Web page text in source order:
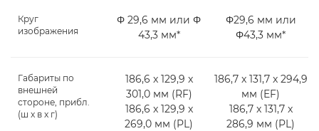
Круг
изображения
Φ 29,6 мм или Φ
43,3 мм*
Φ29,6 мм или
Φ43,3 мм*
Габариты по
внешней
стороне, прибл.
(ш x в x г)
186,6 x 129,9 x
301,0 мм (RF)
186,6 x 129,9 x
269,0 мм (PL)
186,7 x 131,7 x 294,9
мм (EF)
186,7 x 131,7 x
286,9 мм (PL)